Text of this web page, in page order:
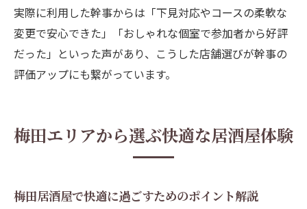
実際に利用した幹事からは「下見対応やコースの柔軟な
変更で安心できた」「おしゃれな個室で参加者から好評
だった」といった声があり、こうした店舗選びが幹事の
評価アップにも繋がっています。
梅田エリアから選ぶ快適な居酒屋体験
梅田居酒屋で快適に過ごすためのポイント解説